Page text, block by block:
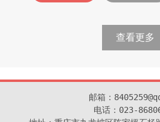
查看更多
邮箱：
电话：023-